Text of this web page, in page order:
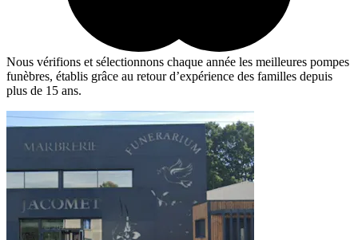
Nous vérifions et sélectionnons chaque année les meilleures pompes
funèbres, établis grâce au retour d’expérience des familles depuis
plus de 15 ans.